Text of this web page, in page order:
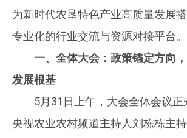
为新时代农垦特色产业高质量发展搭
专业化的行业交流与资源对接平台。
一、全体大会：政策锚定方向
发展根基
5月31日上午，大会全体会议正
央视农业农村频道主持人刘栋栋主